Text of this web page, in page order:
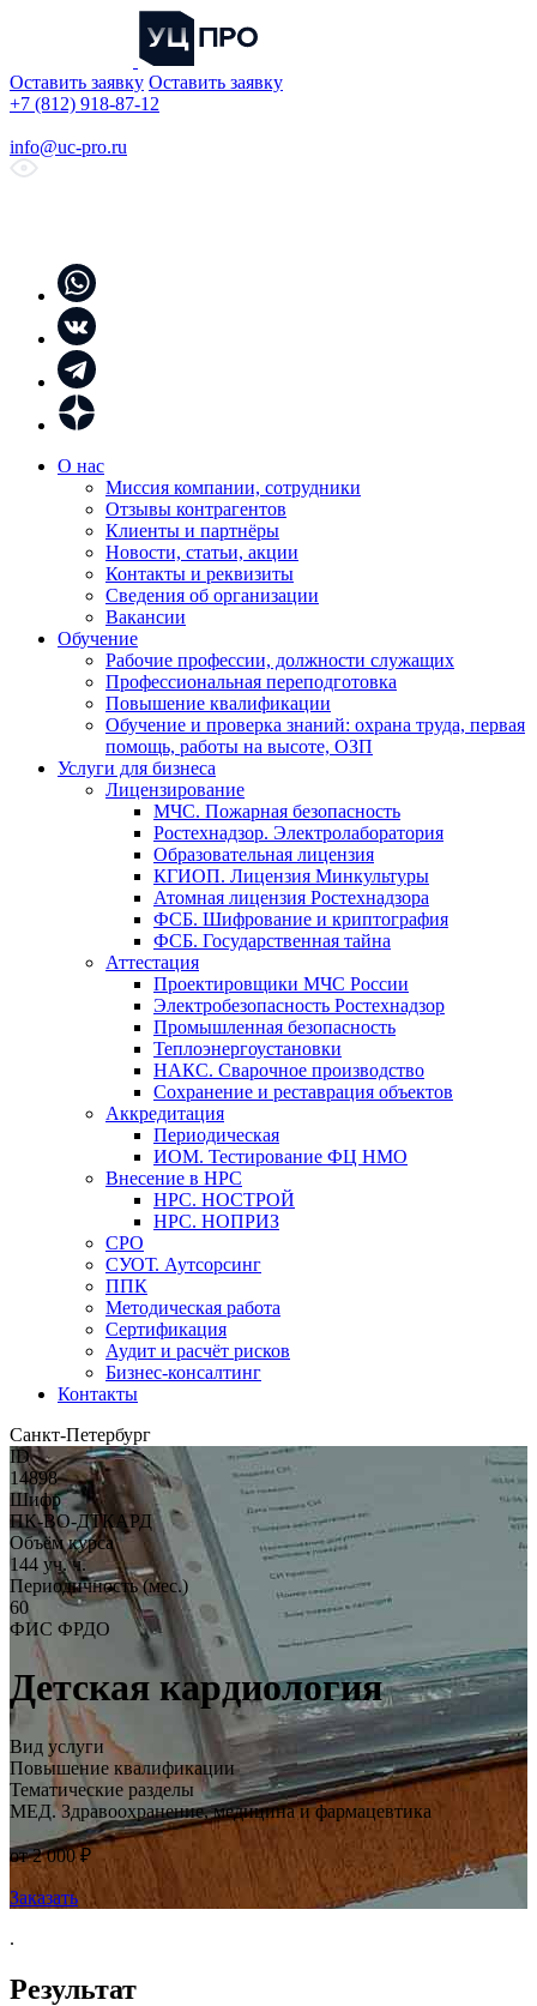
Оставить заявку Оставить заявку
+7 (812) 918-87-12
info@uc-pro.ru
О нас
Миссия компании, сотрудники
Отзывы контрагентов
Клиенты и партнёры
Новости, статьи, акции
Контакты и реквизиты
Сведения об организации
Вакансии
Обучение
Рабочие профессии, должности служащих
Профессиональная переподготовка
Повышение квалификации
Обучение и проверка знаний: охрана труда, первая
помощь, работы на высоте, ОЗП
Услуги для бизнеса
Лицензирование
МЧС. Пожарная безопасность
Ростехнадзор. Электролаборатория
Образовательная лицензия
КГИОП. Лицензия Минкультуры
Атомная лицензия Ростехнадзора
ФСБ. Шифрование и криптография
ФСБ. Государственная тайна
Аттестация
Проектировщики МЧС России
Электробезопасность Ростехнадзор
Промышленная безопасность
Теплоэнергоустановки
НАКС. Сварочное производство
Сохранение и реставрация объектов
Аккредитация
Периодическая
ИОМ. Тестирование ФЦ НМО
Внесение в НРС
НРС. НОСТРОЙ
НРС. НОПРИЗ
СРО
СУОТ. Аутсорсинг
ППК
Методическая работа
Сертификация
Аудит и расчёт рисков
Бизнес-консалтинг
Контакты
Санкт-Петербург
ID
14898
Шифр
ПК-ВО-ДТКАРД
Объём курса
144 уч. ч.
Периодичность (мес.)
60
ФИС ФРДО
Детская кардиология
Вид услуги
Повышение квалификации
Тематические разделы
МЕД. Здравоохранение, медицина и фармацевтика
от 2 000 ₽
Заказать
.
Результат